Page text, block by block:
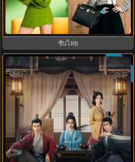
The Affair Was Just The Beginning
ชู้รักอำพรางเลือด (2026) พากย์ไทย
ซับไทย EP.1-8
ซับไทย
ซับไทย